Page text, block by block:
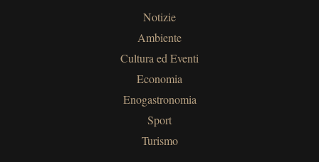
Notizie
Ambiente
Cultura ed Eventi
Economia
Enogastronomia
Sport
Turismo